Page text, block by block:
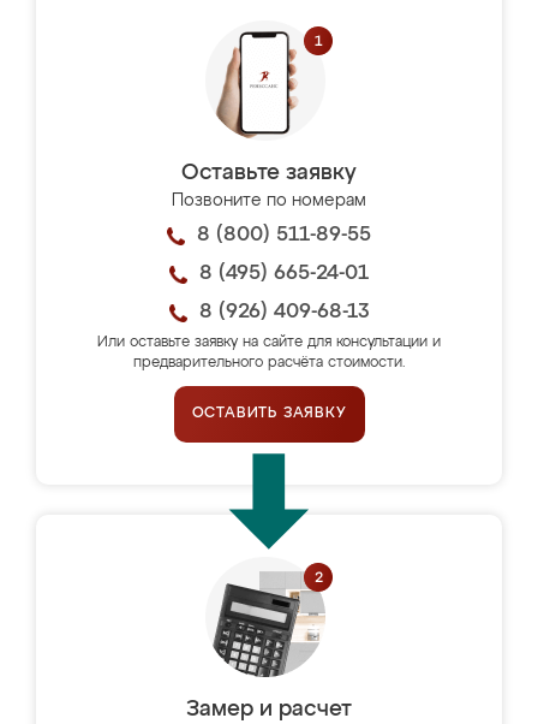
Оставьте заявку
Позвоните по номерам
8 (800) 511-89-55
8 (495) 665-24-01
8 (926) 409-68-13
Или оставьте заявку на сайте для консультации и
предварительного расчёта стоимости.
ОСТАВИТЬ ЗАЯВКУ
Замер и расчет